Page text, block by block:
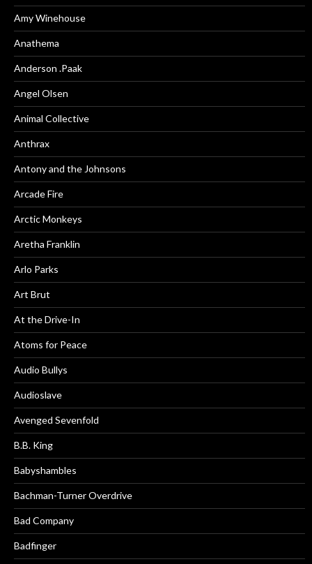
Amy Winehouse
Anathema
Anderson .Paak
Angel Olsen
Animal Collective
Anthrax
Antony and the Johnsons
Arcade Fire
Arctic Monkeys
Aretha Franklin
Arlo Parks
Art Brut
At the Drive-In
Atoms for Peace
Audio Bullys
Audioslave
Avenged Sevenfold
B.B. King
Babyshambles
Bachman-Turner Overdrive
Bad Company
Badfinger